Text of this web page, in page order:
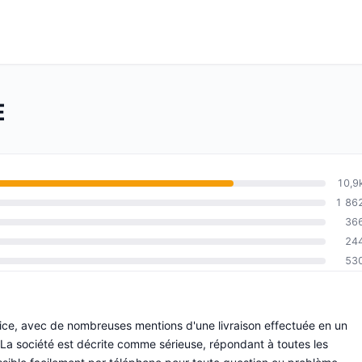
1
avec de nombreuses mentions d'une livraison effectuée en un
société est décrite comme sérieuse, répondant à toutes les